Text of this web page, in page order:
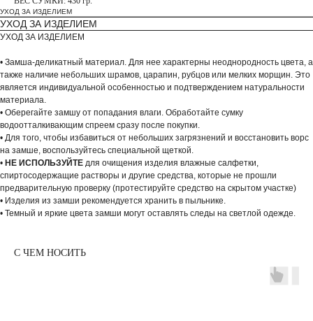
УХОД ЗА ИЗДЕЛИЕМ
УХОД ЗА ИЗДЕЛИЕМ
УХОД ЗА ИЗДЕЛИЕМ
• Замша-деликатный материал. Для нее характерны неоднородность цвета, а
также наличие небольших шрамов, царапин, рубцов или мелких морщин. Это
является индивидуальной особенностью и подтверждением натуральности
материала.
• Оберегайте замшу от попадания влаги. Обработайте сумку
водоотталкивающим спреем сразу после покупки.
• Для того, чтобы избавиться от небольших загрязнений и восстановить ворс
на замше, воспользуйтесь специальной щеткой.
• НЕ ИСПОЛЬЗУЙТЕ для очищения изделия влажные салфетки,
спиртосодержащие растворы и другие средства, которые не прошли
предварительную проверку (протестируйте средство на скрытом участке)
• Изделия из замши рекомендуется хранить в пыльнике.
• Темный и яркие цвета замши могут оставлять следы на светлой одежде.
С ЧЕМ НОСИТЬ